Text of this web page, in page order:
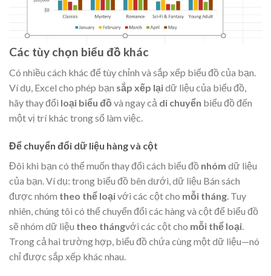
Các tùy chọn biểu đồ khác
Có nhiều cách khác để tùy chỉnh và sắp xếp biểu đồ của bạn.
Ví dụ, Excel cho phép bạn sắp xếp lạidữ liệu của biểu đồ,
hãy thay đổi loại biểu đồ và ngay cả di chuyển biểu đồ đến
một vị trí khác trong sổ làm việc.
Để chuyển đổi dữ liệu hàng và cột
Đôi khi bạn có thể muốn thay đổi cách biểu đồ nhóm dữ liệu
của bạn. Ví dụ: trong biểu đồ bên dưới, dữ liệu Bán sách
được nhóm theo thể loạivới các cột cho mỗi tháng. Tuy
nhiên, chúng tôi có thể chuyển đổi các hàng và cột để biểu đồ
sẽ nhóm dữ liệu theo thángvới các cột cho mỗi thể loại.
Trong cả hai trường hợp, biểu đồ chứa cùng một dữ liệu—nó
chỉ được sắp xếp khác nhau.